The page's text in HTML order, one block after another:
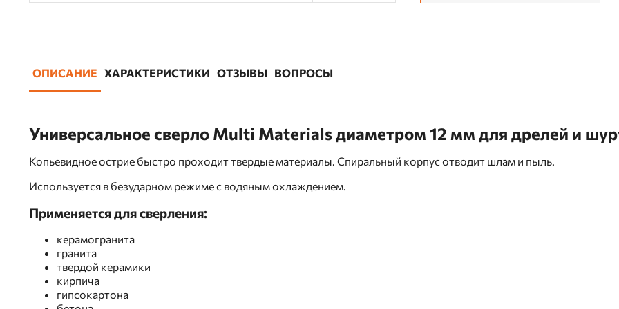
ОПИСАНИЕ ХАРАКТЕРИСТИКИ ОТЗЫВЫ ВОПРОСЫ
Универсальное сверло Multi Materials диаметром 12 мм для дрелей и
Копьевидное острие быстро проходит твердые материалы. Спиральный корпус отводит шлам и пыль.
Используется в безударном режиме с водяным охлаждением.
Применяется для сверления:
керамогранита
гранита
твердой керамики
кирпича
гипсокартона